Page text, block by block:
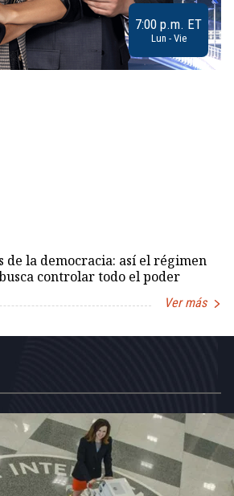
7:00 p.m. ET
Lun - Vie
de la democracia: así el régimen
controlar todo el poder
Ver más